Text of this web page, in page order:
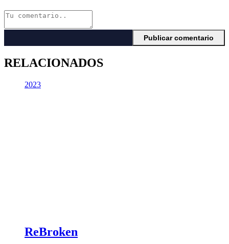
RELACIONADOS
2023
ReBroken